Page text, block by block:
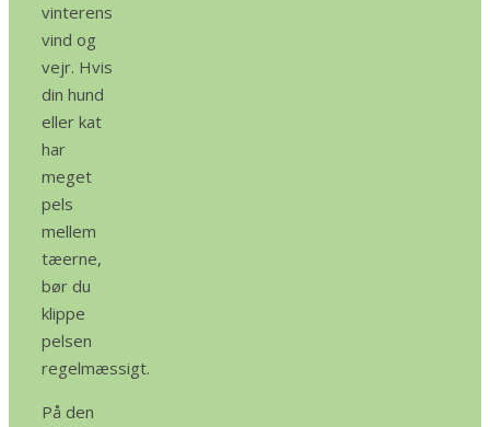
vinterens
vind og
vejr. Hvis
din hund
eller kat
har
meget
pels
mellem
tæerne,
bør du
klippe
pelsen
regelmæssigt.
På den